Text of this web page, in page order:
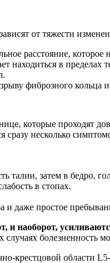
от тяжести
расстояние,
находиться в пределах
фиброзного
которые проходят
несколько
талии, затем в бедро,
в стопах.
и даже простое
наоборот,
болезненность
крестцовой области